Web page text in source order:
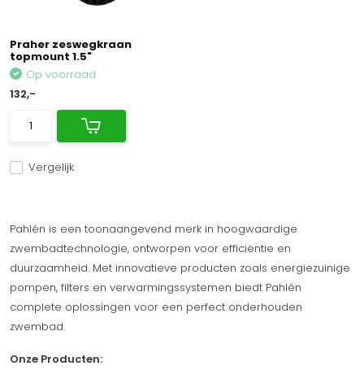
Praher zeswegkraan
topmount 1.5"
Vergelijk
Op voorraad
132,-
Pahlén is een toonaangevend merk in hoogwaardige
zwembadtechnologie, ontworpen voor efficiëntie en
duurzaamheid. Met innovatieve producten zoals energiezuinige
pompen, filters en verwarmingssystemen biedt Pahlén
complete oplossingen voor een perfect onderhouden
zwembad.
Onze Producten: